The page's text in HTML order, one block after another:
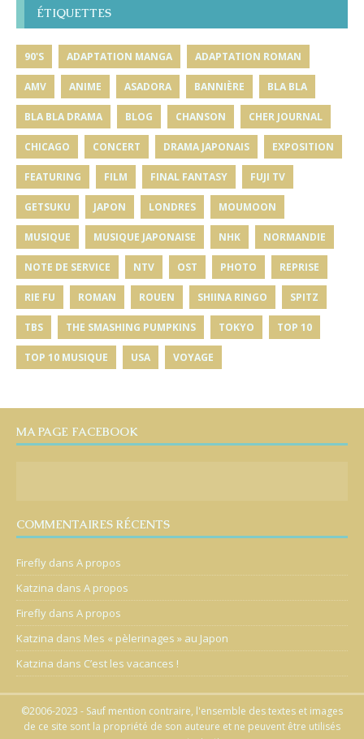
ÉTIQUETTES
90'S ADAPTATION MANGA ADAPTATION ROMAN
AMV ANIME ASADORA BANNIÈRE BLA BLA
BLA BLA DRAMA BLOG CHANSON CHER JOURNAL
CHICAGO CONCERT DRAMA JAPONAIS EXPOSITION
FEATURING FILM FINAL FANTASY FUJI TV
GETSUKU JAPON LONDRES MOUMOON
MUSIQUE MUSIQUE JAPONAISE NHK NORMANDIE
NOTE DE SERVICE NTV OST PHOTO REPRISE
RIE FU ROMAN ROUEN SHIINA RINGO SPITZ
TBS THE SMASHING PUMPKINS TOKYO TOP 10
TOP 10 MUSIQUE USA VOYAGE
MA PAGE FACEBOOK
COMMENTAIRES RÉCENTS
Firefly dans A propos
Katzina dans A propos
Firefly dans A propos
Katzina dans Mes « pèlerinages » au Japon
Katzina dans C’est les vacances !
©2006-2023 - Sauf mention contraire, l'ensemble des textes et images
de ce site sont la propriété de son auteure et ne peuvent être utilisés